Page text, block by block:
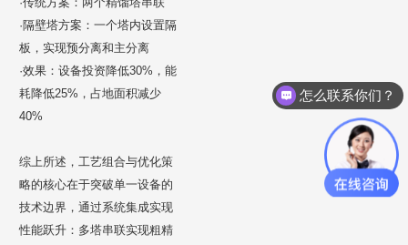
·隔壁塔方案：一个塔内设置隔
板，实现预分离和主分离
·效果：设备投资降低30%，能
耗降低25%，占地面积减少
40%
综上所述，工艺组合与优化策
略的核心在于突破单一设备的
技术边界，通过系统集成实现
性能跃升：多塔串联实现粗精
怎么联系你们？